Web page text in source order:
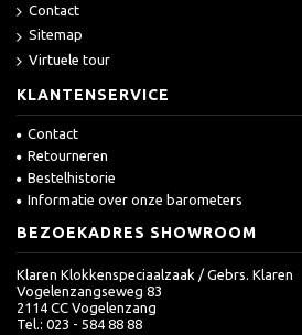
Contact
Sitemap
Virtuele tour
KLANTENSERVICE
Contact
Retourneren
Bestelhistorie
Informatie over onze barometers
BEZOEKADRES SHOWROOM
Klaren Klokkenspeciaalzaak / Gebrs. Klaren
Vogelenzangseweg 83
2114 CC Vogelenzang
Tel.: 023 - 584 88 88